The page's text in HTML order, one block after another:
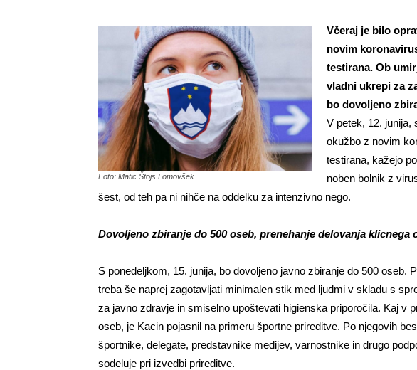
Foto: Matic Štojs Lomovšek
Včeraj je bilo
novim
testirana. Ob
vladni ukrepi za
bo dovoljeno
V petek, 12. junija,
okužbo z novim
testirana, kažejo
noben bolnik z
šest, od teh pa ni nihče na oddelku za intenzivno nego.
Dovoljeno zbiranje do 500 oseb, prenehanje delovanja klicnega
S ponedeljkom, 15. junija, bo dovoljeno javno zbiranje do 500 oseb.
treba še naprej zagotavljati minimalen stik med ljudmi v skladu s
za javno zdravje in smiselno upoštevati higienska priporočila. Kaj v
oseb, je Kacin pojasnil na primeru športne prireditve. Po njegovih
športnike, delegate, predstavnike medijev, varnostnike in drugo
sodeluje pri izvedbi prireditve.